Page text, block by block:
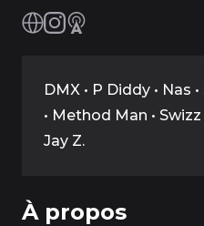
DMX • P Diddy • Nas
• Method Man •
Jay Z.
À propos